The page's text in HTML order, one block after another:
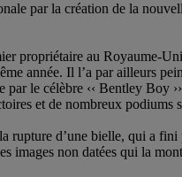
par la création de la
propriétaire au Royaume-
année. Il l’a par ailleurs
le célèbre ‹‹ Bentley Boy
et de nombreux podiums
rupture d’une bielle, qui a
images non datées qui la